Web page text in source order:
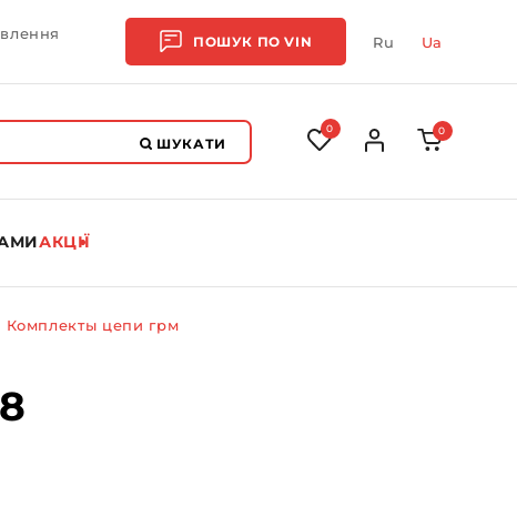
ПОШУК ПОVIN Ru Ua
ШУКАТИ
0 0
АКЦІЇ
Комплекты цепи грм